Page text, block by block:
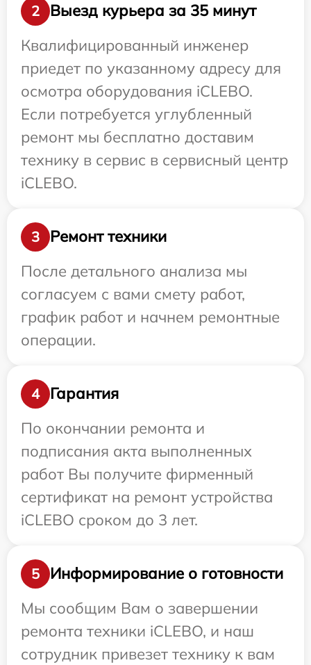
2
Выезд курьера за 35 минут
Квалифицированный инженер
приедет по указанному адресу для
осмотра оборудования iCLEBO.
Если потребуется углубленный
ремонт мы бесплатно доставим
технику в сервис в сервисный центр
iCLEBO.
3
Ремонт техники
После детального анализа мы
согласуем с вами смету работ,
график работ и начнем ремонтные
операции.
4
Гарантия
По окончании ремонта и
подписания акта выполненных
работ Вы получите фирменный
сертификат на ремонт устройства
iCLEBO сроком до 3 лет.
5
Информирование о готовности
Мы сообщим Вам о завершении
ремонта техники iCLEBO, и наш
сотрудник привезет технику к вам